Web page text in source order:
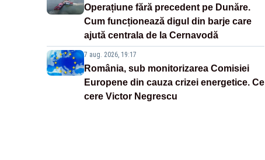
Operațiune fără precedent pe Dunăre.
Cum funcționează digul din barje care
ajută centrala de la Cernavodă
7 aug. 2026, 19:17
România, sub monitorizarea Comisiei
Europene din cauza crizei energetice. Ce
cere Victor Negrescu